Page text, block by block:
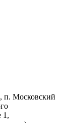
п. Московский
1,